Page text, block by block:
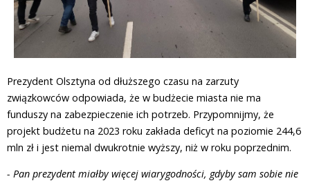
Prezydent Olsztyna od dłuższego czasu na zarzuty
związkowców odpowiada, że w budżecie miasta nie ma
funduszy na zabezpieczenie ich potrzeb. Przypomnijmy, że
projekt budżetu na 2023 roku zakłada deficyt na poziomie 244,6
mln zł i jest niemal dwukrotnie wyższy, niż w roku poprzednim.
- Pan prezydent miałby więcej wiarygodności, gdyby sam sobie nie